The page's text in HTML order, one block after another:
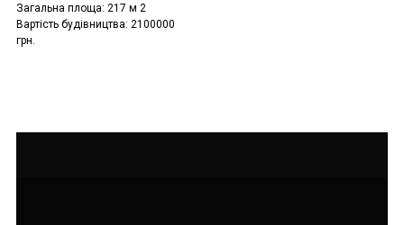
Загальна площа: 217 м 2
Вартість будівництва: 2100000
грн.